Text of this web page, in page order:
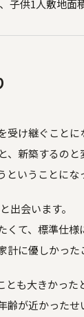
子供1人敷地面
受け継ぐこと
新築するの
いうことにな
出会います。
くて、標準仕
に優しかった
も大きかった
齢が近かった